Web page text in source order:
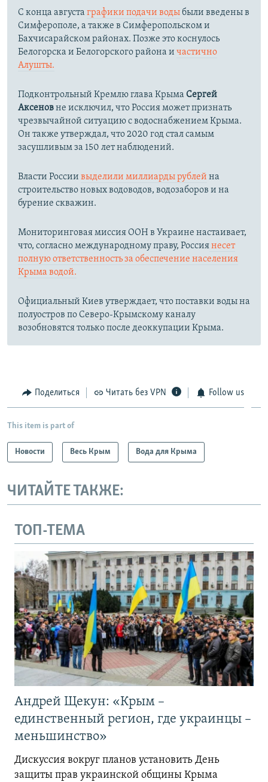
С конца августа графики подачи водыбыли введены в
Симферополе, а также в Симферопольском и
Бахчисарайском районах. Позже это коснулось
Белогорска и Белогорского района и частично
Алушты.
Подконтрольный Кремлю глава Крыма Сергей
Аксеновне исключил, что Россия может признать
чрезвычайной ситуацию с водоснабжением Крыма.
Он также утверждал, что 2020 год стал самым
засушливым за 150 лет наблюдений.​
Власти России выделили миллиарды рублей на
строительство новых водоводов, водозаборов и на
бурение скважин.
Мониторинговая миссия ООН в Украине настаивает,
что, согласно международному праву, Россиянесет
полную ответственность за обеспечение населения
Крыма водой.
Официальный Киев утверждает, что поставки воды на
полуостров по Северо-Крымскому каналу
возобновятся только после деоккупации Крыма.
Поделиться Читать без VPN Follow us
This item is part of
Новости Весь Крым Вода для Крыма
ЧИТАЙТЕ ТАКЖЕ:
ТОП-ТЕМА
Андрей Щекун: «Крым –
единственный регион, где украинцы –
меньшинство»
Дискуссия вокруг планов установить День
защиты прав украинской общины Крыма